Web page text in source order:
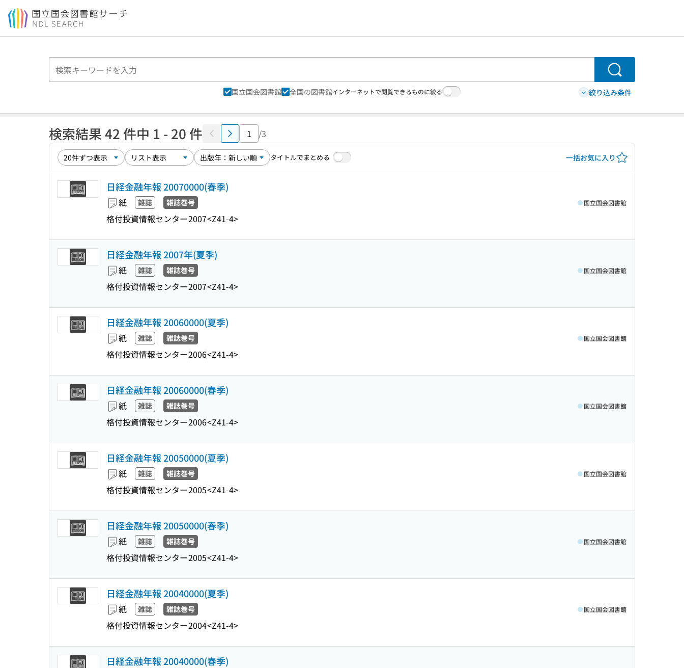
本文へ移動
検索
国立国会図書館 全国の図書館インターネットで閲覧できるものに絞る 絞り込み条件
検索結果 42 件中 1 - 20 件 /3
タイトルでまとめる 一括お気に入り
日経金融年報 20070000(春季)
紙 雑誌 雑誌巻号
格付投資情報センター2007<Z41-4>
国立国会図書館
日経金融年報 2007年(夏季)
紙 雑誌 雑誌巻号
格付投資情報センター2007<Z41-4>
国立国会図書館
日経金融年報 20060000(夏季)
紙 雑誌 雑誌巻号
格付投資情報センター2006<Z41-4>
国立国会図書館
日経金融年報 20060000(春季)
紙 雑誌 雑誌巻号
格付投資情報センター2006<Z41-4>
国立国会図書館
日経金融年報 20050000(夏季)
紙 雑誌 雑誌巻号
格付投資情報センター2005<Z41-4>
国立国会図書館
日経金融年報 20050000(春季)
紙 雑誌 雑誌巻号
格付投資情報センター2005<Z41-4>
国立国会図書館
日経金融年報 20040000(夏季)
紙 雑誌 雑誌巻号
格付投資情報センター2004<Z41-4>
国立国会図書館
日経金融年報 20040000(春季)